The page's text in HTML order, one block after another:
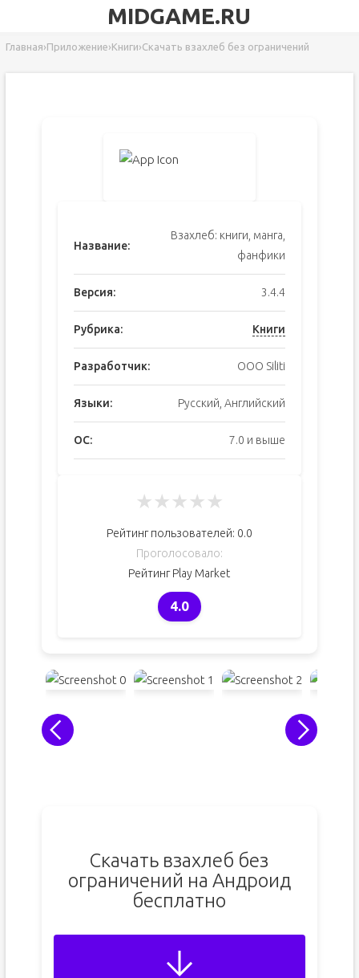
MIDGAME.RU
Главная›Приложение›Книги›Скачать взахлеб без ограничений
Название:
Взахлеб: книги, манга,
фанфики
Версия: 3.4.4
Рубрика: Книги
Разработчик: OOO Siliti
Языки: Русский, Английский
ОС: 7.0 и выше
★★★★★
Рейтинг пользователей: 0.0
Проголосовало:
Рейтинг Play Market
4.0
Скачать взахлеб без
ограничений на Андроид
бесплатно